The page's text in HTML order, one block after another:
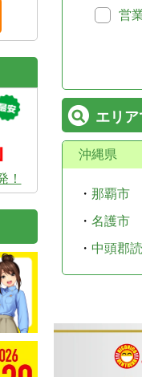
営
エリ
沖縄県
・ 那覇市
・ 名護市
・ 中頭郡
！